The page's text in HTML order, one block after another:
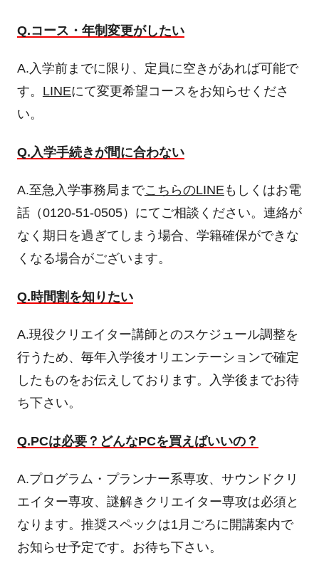
Q.コース・年制変更がしたい
A.入学前までに限り、定員に空きがあれば可能で
す。 LINEにて変更希望コースをお知らせくださ
い。
Q.入学手続きが間に合わない
A.至急入学事務局までこちらのLINEもしくはお電
話（0120-51-0505）にてご相談ください。連絡が
なく期日を過ぎてしまう場合、学籍確保ができな
くなる場合がございます。
Q.時間割を知りたい
A.現役クリエイター講師とのスケジュール調整を
行うため、毎年入学後オリエンテーションで確定
したものをお伝えしております。入学後までお待
ち下さい。
Q.PCは必要？どんなPCを買えばいいの？
A.プログラム・プランナー系専攻、サウンドクリ
エイター専攻、謎解きクリエイター専攻は必須と
なります。推奨スペックは1月ごろに開講案内で
お知らせ予定です。お待ち下さい。